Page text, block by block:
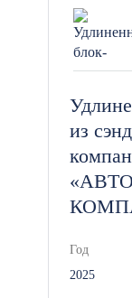
из
Год
2025